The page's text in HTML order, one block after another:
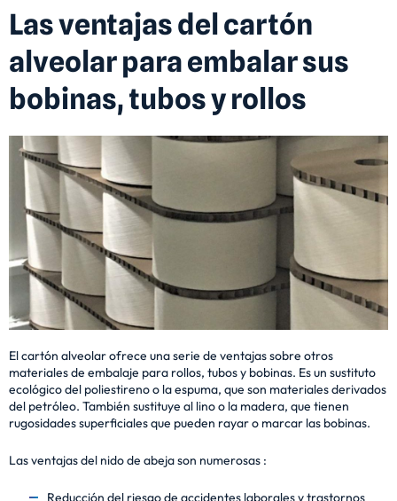
Las ventajas del cartón
alveolar para embalar sus
bobinas, tubos y rollos
El cartón alveolar ofrece una serie de ventajas sobre otros
materiales de embalaje para rollos, tubos y bobinas. Es un sustituto
ecológico del poliestireno o la espuma, que son materiales derivados
del petróleo. También sustituye al lino o la madera, que tienen
rugosidades superficiales que pueden rayar o marcar las bobinas.
Las ventajas del nido de abeja son numerosas :
Reducción del riesgo de accidentes laborales y trastornos